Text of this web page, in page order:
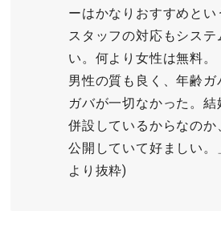
ーはかなりおすすめとい
スタッフの対応もシステ
い。何より女性は無料。
男性の質も良く、年齢ガ
ガバが一切なかった。結
併設しているからなのか
公開していて好ましい
より抜粋)